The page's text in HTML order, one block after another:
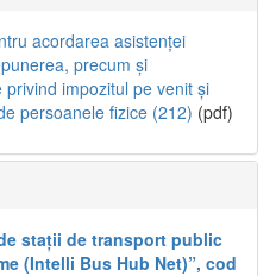
acordarea asistenței
precum și
impozitul pe venit și
persoanele fizice (212) (pdf)
stații de transport public
(Intelli Bus Hub Net)”, cod